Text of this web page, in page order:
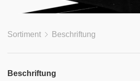
Sortiment Beschriftung
Beschriftung